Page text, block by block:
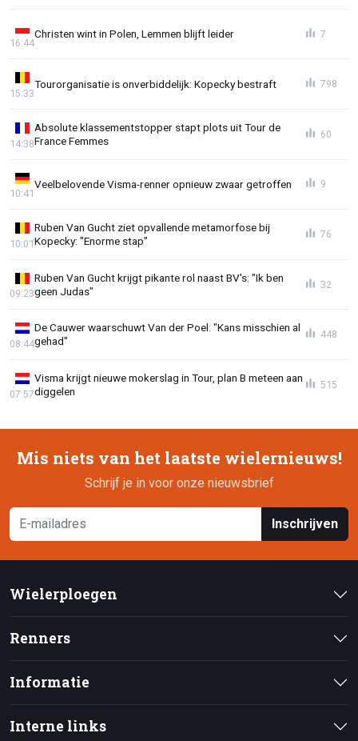
Christen wint in Polen, Lemmen blijft leider
16:44
7
Tourorganisatie is onverbiddelijk: Kopecky bestraft
15:33
798
Absolute klassementstopper stapt plots uit Tour de
France Femmes
14:38
60
Veelbelovende Visma-renner opnieuw zwaar getroffen
10:41
9
Ruben Van Gucht ziet opvallende metamorfose bij
Kopecky: "Enorme stap"
10:01
76
Ruben Van Gucht krijgt pikante rol naast BV's: "Ik ben
geen Judas"
09:23
32
De Cauwer waarschuwt Van der Poel: "Kans misschien al
gehad"
08:44
448
Visma krijgt nieuwe mokerslag in Tour, plan B meteen aan
diggelen
07:57
515
Mis niets van het laatste wielernieuws!
Schrijf je in voor onze nieuwsbrief
Inschrijven
Wielerploegen
Renners
Informatie
Interne links